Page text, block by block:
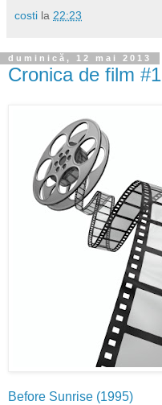
costi la 22:23
duminică, 12 mai 2013
Cronica de film #1
Before Sunrise (1995)